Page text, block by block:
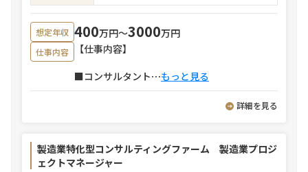
想定年収 400万円〜3000万円
仕事内容
【仕事内容】
■コンサルタント⋯もっと見る
詳細を見る
製造業特化型コンサルティングファーム 製造業プロジ
ェクトマネージャー